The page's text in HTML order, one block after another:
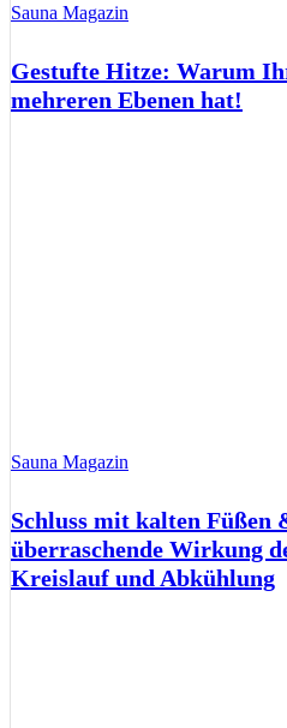
Sauna Magazin
Gestufte Hitze: Warum
mehreren Ebenen hat!
Sauna Magazin
Schluss mit kalten Füßen
überraschende Wirkung
Kreislauf und Abkühlung